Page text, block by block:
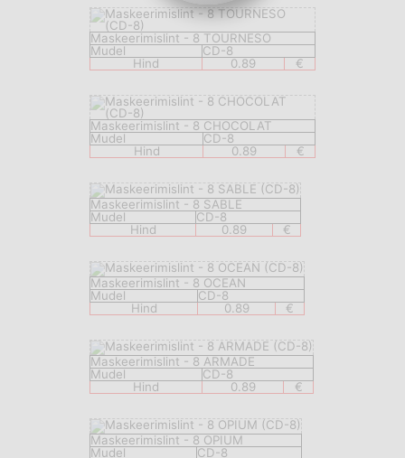
Maskeerimislint - 8 TOURNESO
Mudel
CD-8
Hind
0.89 €
Maskeerimislint - 8 CHOCOLAT
Mudel
CD-8
Hind
0.89 €
Maskeerimislint - 8 SABLE
Mudel
CD-8
Hind
0.89 €
Maskeerimislint - 8 OCEAN
Mudel
CD-8
Hind
0.89 €
Maskeerimislint - 8 ARMADE
Mudel
CD-8
Hind
0.89 €
Maskeerimislint - 8 OPIUM
Mudel
CD-8